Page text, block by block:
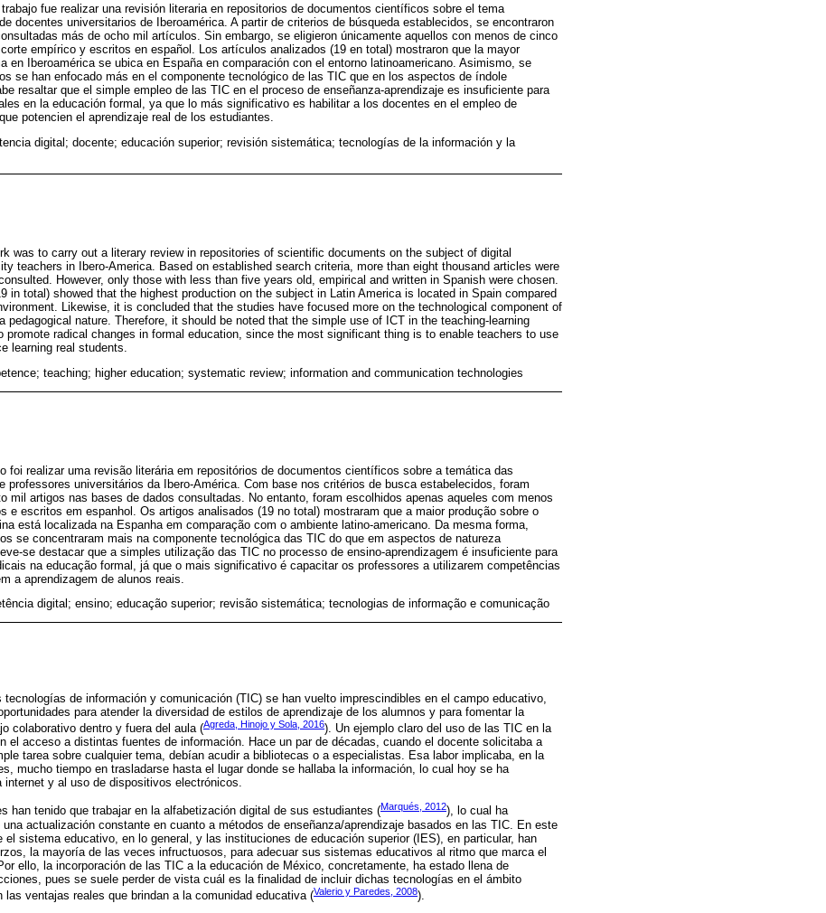
fue realizar una revisión literaria en repositorios de documentos científicos sobre el tema
docentes universitarios de Iberoamérica. A partir de criterios de búsqueda establecidos, se encontraron
más de ocho mil artículos. Sin embargo, se eligieron únicamente aquellos con menos de cinco
empírico y escritos en español. Los artículos analizados (19 en total) mostraron que la mayor
en Iberoamérica se ubica en España en comparación con el entorno latinoamericano. Asimismo, se
se han enfocado más en el componente tecnológico de las TIC que en los aspectos de índole
resaltar que el simple empleo de las TIC en el proceso de enseñanza-aprendizaje es insuficiente para
en la educación formal, ya que lo más significativo es habilitar a los docentes en el empleo de
potencien el aprendizaje real de los estudiantes.
digital; docente; educación superior; revisión sistemática; tecnologías de la información y la
was to carry out a literary review in repositories of scientific documents on the subject of digital
teachers in Ibero-America. Based on established search criteria, more than eight thousand articles were
However, only those with less than five years old, empirical and written in Spanish were chosen.
in total) showed that the highest production on the subject in Latin America is located in Spain compared
Likewise, it is concluded that the studies have focused more on the technological component of
pedagogical nature. Therefore, it should be noted that the simple use of ICT in the teaching-learning
promote radical changes in formal education, since the most significant thing is to enable teachers to use
learning real students.
teaching; higher education; systematic review; information and communication technologies
foi realizar uma revisão literária em repositórios de documentos científicos sobre a temática das
professores universitários da Ibero-América. Com base nos critérios de busca estabelecidos, foram
mil artigos nas bases de dados consultadas. No entanto, foram escolhidos apenas aqueles com menos
e escritos em espanhol. Os artigos analisados (19 no total) mostraram que a maior produção sobre o
está localizada na Espanha em comparação com o ambiente latino-americano. Da mesma forma,
se concentraram mais na componente tecnológica das TIC do que em aspectos de natureza
se destacar que a simples utilização das TIC no processo de ensino-aprendizagem é insuficiente para
na educação formal, já que o mais significativo é capacitar os professores a utilizarem competências
a aprendizagem de alunos reais.
digital; ensino; educação superior; revisão sistemática; tecnologias de informação e comunicação
de información y comunicación (TIC) se han vuelto imprescindibles en el campo educativo,
para atender la diversidad de estilos de aprendizaje de los alumnos y para fomentar la
colaborativo dentro y fuera del aula (Agreda, Hinojo y Sola, 2016). Un ejemplo claro del uso de las TIC en la
el acceso a distintas fuentes de información. Hace un par de décadas, cuando el docente solicitaba a
tarea sobre cualquier tema, debían acudir a bibliotecas o a especialistas. Esa labor implicaba, en la
mucho tiempo en trasladarse hasta el lugar donde se hallaba la información, lo cual hoy se ha
y al uso de dispositivos electrónicos.
han tenido que trabajar en la alfabetización digital de sus estudiantes (Marqués, 2012), lo cual ha
una actualización constante en cuanto a métodos de enseñanza/aprendizaje basados en las TIC. En este
el sistema educativo, en lo general, y las instituciones de educación superior (IES), en particular, han
la mayoría de las veces infructuosos, para adecuar sus sistemas educativos al ritmo que marca el
ello, la incorporación de las TIC a la educación de México, concretamente, ha estado llena de
pues se suele perder de vista cuál es la finalidad de incluir dichas tecnologías en el ámbito
ventajas reales que brindan a la comunidad educativa (Valerio y Paredes, 2008).